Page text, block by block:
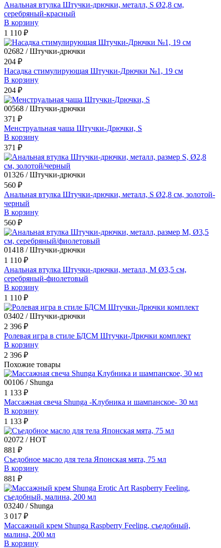
Анальная втулка Штучки-дрючки, металл, S Ø2,8 см,
серебряный-красный
В корзину
1 110 ₽
02682 / Штучки-дрючки
204 ₽
Насадка стимулирующая Штучки-Дрючки №1, 19 см
В корзину
204 ₽
00568 / Штучки-дрючки
371 ₽
Менструальная чаша Штучки-Дрючки, S
В корзину
371 ₽
01326 / Штучки-дрючки
560 ₽
Анальная втулка Штучки-дрючки, металл, S Ø2,8 см, золотой-
черный
В корзину
560 ₽
01418 / Штучки-дрючки
1 110 ₽
Анальная втулка Штучки-дрючки, металл, M Ø3,5 см,
серебряный-фиолетовый
В корзину
1 110 ₽
03402 / Штучки-дрючки
2 396 ₽
Ролевая игра в стиле БДСМ Штучки-Дрючки комплект
В корзину
2 396 ₽
Похожие товары
00106 / Shunga
1 133 ₽
Массажная свеча Shunga -Клубника и шампанское- 30 мл
В корзину
1 133 ₽
02072 / HOT
881 ₽
Съедобное масло для тела Японская мята, 75 мл
В корзину
881 ₽
03240 / Shunga
3 017 ₽
Массажный крем Shunga Raspberry Feeling, съедобный,
малина, 200 мл
В корзину